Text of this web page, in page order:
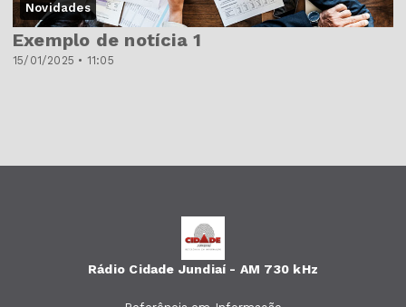
Novidades
15/01/2025 • 11:05
Exemplo de notícia 1
Rádio Cidade Jundiaí - AM 730 kHz